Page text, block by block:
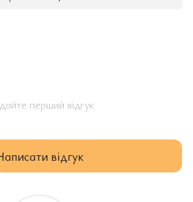
перший відгук
відгук